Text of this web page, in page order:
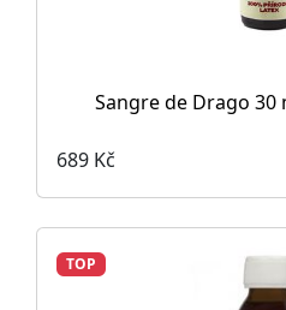
Sangre de Drago
689 Kč
TOP